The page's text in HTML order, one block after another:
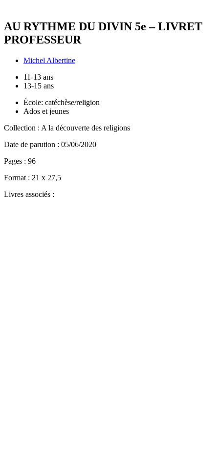
AU RYTHME DU DIVIN 5e – LIVRET
PROFESSEUR
Michel Albertine
11-13 ans
13-15 ans
École: catéchèse/religion
Ados et jeunes
Collection : A la découverte des religions
Date de parution : 05/06/2020
Pages : 96
Format : 21 x 27,5
Livres associés :